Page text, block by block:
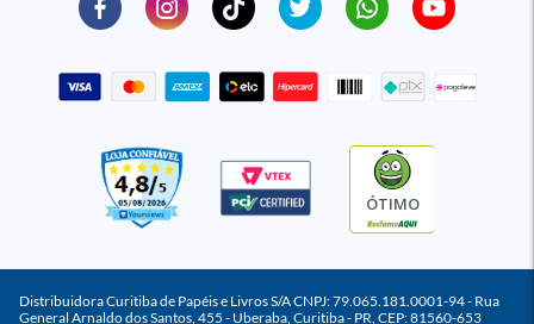
ÓTIMO
Distribuidora Curitiba de Papéis e Livros S/A CNPJ: 79.065.181.0001-94 - Rua
General Arnaldo dos Santos, 455 - Uberaba, Curitiba - PR, CEP: 81560-653